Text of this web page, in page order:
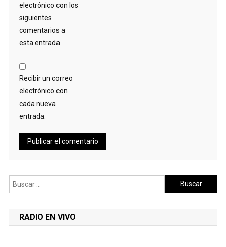
electrónico con los
siguientes
comentarios a
esta entrada.
Recibir un correo
electrónico con
cada nueva
entrada.
Buscar:
RADIO EN VIVO